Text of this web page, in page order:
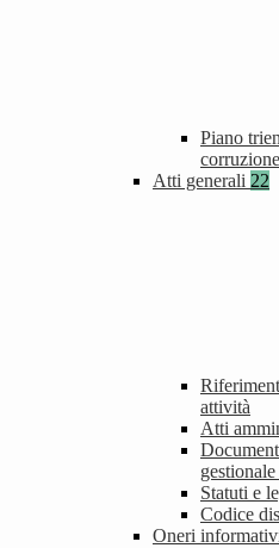
Piano
Atti generali 22
attività
Atti
gestionale
Statuti e
Codice
Oneri